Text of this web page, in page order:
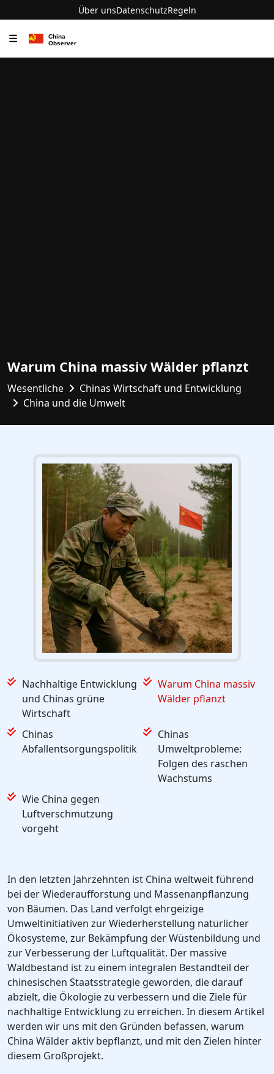
Über unsDatenschutzRegeln
☰
Warum China massiv Wälder pflanzt
Wesentliche
Chinas Wirtschaft und Entwicklung
China und die Umwelt
Nachhaltige Entwicklung
und Chinas grüne
Wirtschaft
Warum China massiv
Wälder pflanzt
Chinas
Abfallentsorgungspolitik
Chinas
Umweltprobleme:
Folgen des raschen
Wachstums
Wie China gegen
Luftverschmutzung
vorgeht
In den letzten Jahrzehnten ist China weltweit führend
bei der Wiederaufforstung und Massenanpflanzung
von Bäumen. Das Land verfolgt ehrgeizige
Umweltinitiativen zur Wiederherstellung natürlicher
Ökosysteme, zur Bekämpfung der Wüstenbildung und
zur Verbesserung der Luftqualität. Der massive
Waldbestand ist zu einem integralen Bestandteil der
chinesischen Staatsstrategie geworden, die darauf
abzielt, die Ökologie zu verbessern und die Ziele für
nachhaltige Entwicklung zu erreichen. In diesem Artikel
werden wir uns mit den Gründen befassen, warum
China Wälder aktiv bepflanzt, und mit den Zielen hinter
diesem Großprojekt.